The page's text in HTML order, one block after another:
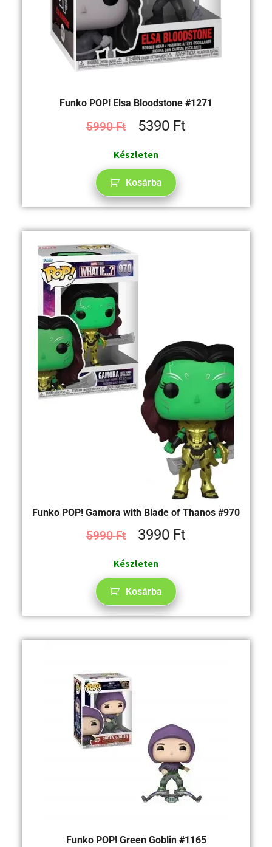
Funko POP! Elsa Bloodstone #1271
5990Ft 5390 Ft
Készleten
Kosárba
Funko POP! Gamora with Blade of Thanos #970
5990Ft 3990 Ft
Készleten
Kosárba
Funko POP! Green Goblin #1165